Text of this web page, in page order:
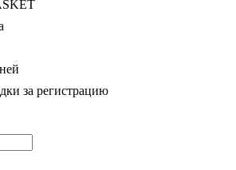
за регистрацию